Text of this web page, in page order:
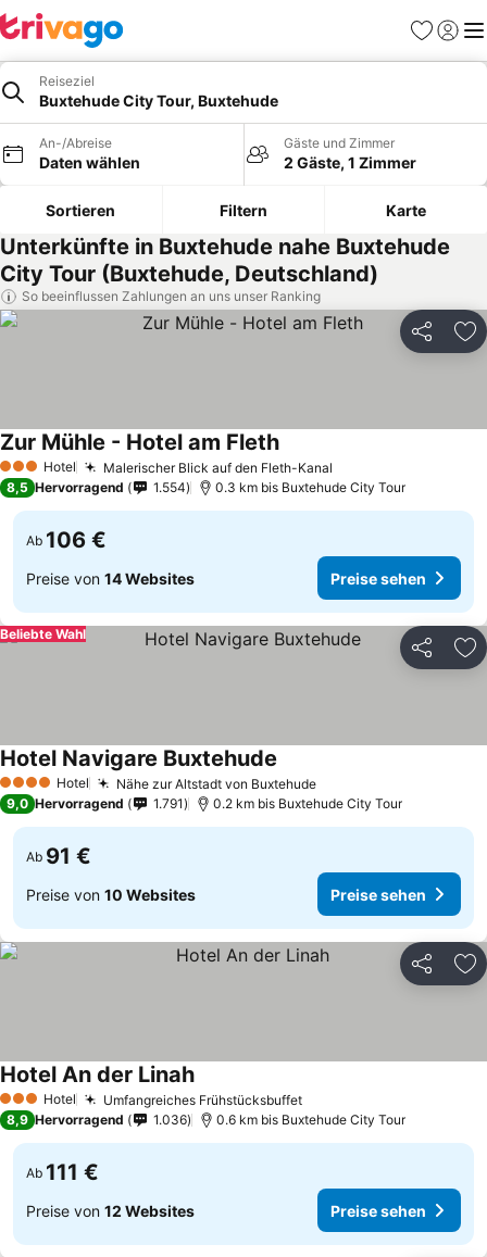
Favoriten
Reiseziel
Buxtehude City Tour, Buxtehude
An-/Abreise
Daten wählen
Gäste und Zimmer
2 Gäste, 1 Zimmer
Sortieren Filtern Karte
Unterkünfte in Buxtehude nahe Buxtehude
City Tour (Buxtehude, Deutschland)
So beeinflussen Zahlungen an uns unser Ranking
Teilen
3 SterneHotel Malerischer Blick auf den Fleth-Kanal
Zur Mühle - Hotel am Fleth
8,5 Hervorragend 1.554 0.3 km bis Buxtehude City Tour
Ab 106 €
Preise von 14 Websites Preise sehen
Teilen
Beliebte Wahl
4 Sterne Hotel Nähe zur Altstadt von Buxtehude
Hotel Navigare Buxtehude
9,0 Hervorragend 1.791 0.2 km bis Buxtehude City Tour
Ab 91 €
Preise von 10 Websites Preise sehen
Teilen
3 SterneHotel Umfangreiches Frühstücksbuffet
Hotel An der Linah
8,9 Hervorragend 1.036 0.6 km bis Buxtehude City Tour
Ab 111 €
Preise von 12 Websites Preise sehen